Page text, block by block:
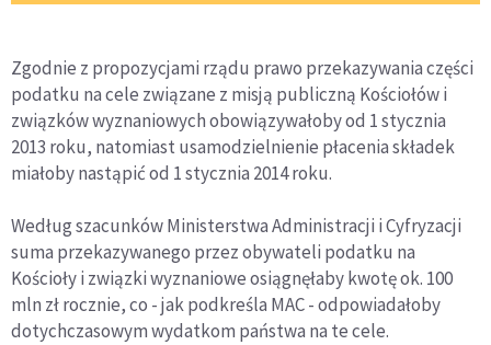
Zgodnie z propozycjami rządu prawo przekazywania części
podatku na cele związane z misją publiczną Kościołów i
związków wyznaniowych obowiązywałoby od 1 stycznia
2013 roku, natomiast usamodzielnienie płacenia składek
miałoby nastąpić od 1 stycznia 2014 roku.
Według szacunków Ministerstwa Administracji i Cyfryzacji
suma przekazywanego przez obywateli podatku na
Kościoły i związki wyznaniowe osiągnęłaby kwotę ok. 100
mln zł rocznie, co - jak podkreśla MAC - odpowiadałoby
dotychczasowym wydatkom państwa na te cele.